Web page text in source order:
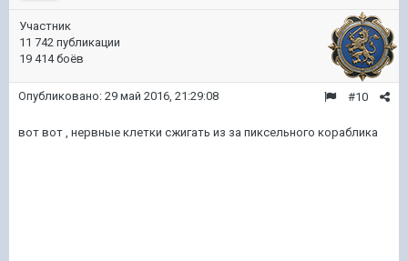
Участник
11 742 публикации
19 414 боёв
#10
Опубликовано: 29 май 2016, 21:29:08
вот вот , нервные клетки сжигать из за пиксельного кораблика